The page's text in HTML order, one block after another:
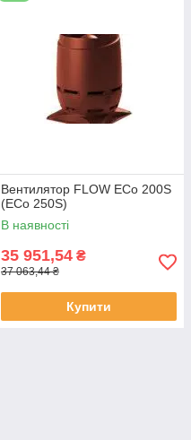
Вентилятор FLOW ECo 200S
(ECo 250S)
В наявності
35 951,54 ₴
37 063,44 ₴
Купити